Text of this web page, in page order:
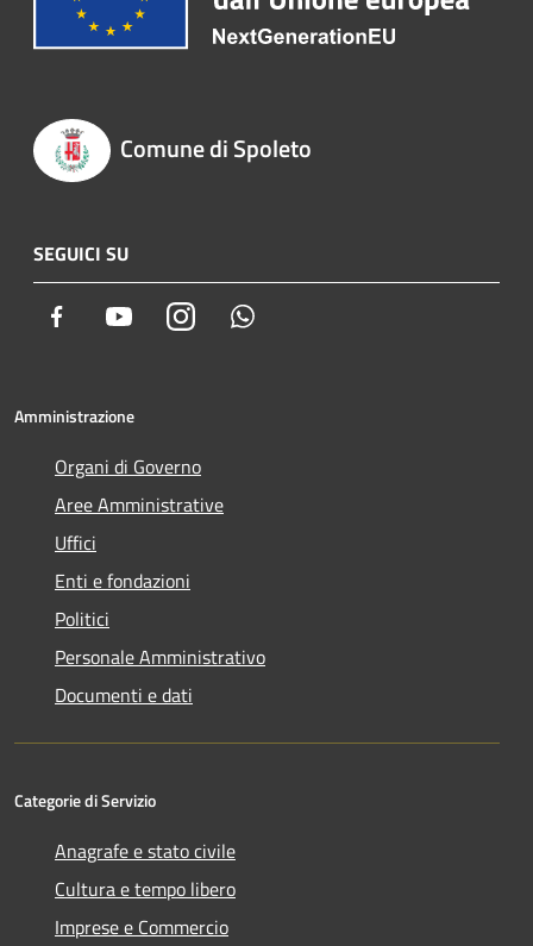
Comune di Spoleto
SEGUICI SU
Facebook YoutubeInstagram
Amministrazione
Organi di Governo
Aree Amministrative
Uffici
Enti e fondazioni
Politici
Personale Amministrativo
Documenti e dati
Categorie di Servizio
Anagrafe e stato civile
Cultura e tempo libero
Imprese e Commercio